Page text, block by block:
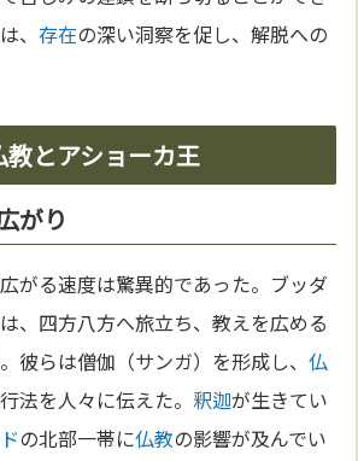
、存在の深い洞察を促し、解脱への
教とアショーカ王
がり
がる速度は驚異的であった。ブッダ
、四方八方へ旅立ち、教えを広める
彼らは僧伽（サンガ）を形成し、仏
法を人々に伝えた。釈迦が生きてい
の北部一帯に仏教の影響が及んでい